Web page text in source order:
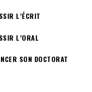
L’ÉCRIT
L’ORAL
SON DOCTORAT